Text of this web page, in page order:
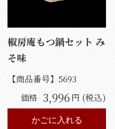
椒房庵もつ鍋セット み
そ味
【商品番号】 5693
価格 3,996 円 (税込)
かごに入れる